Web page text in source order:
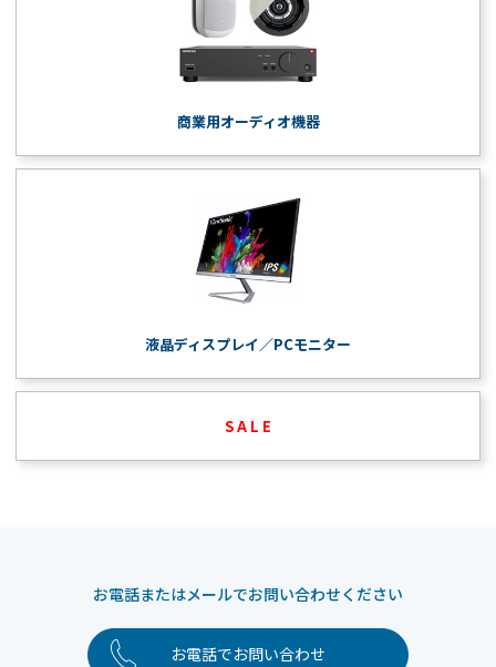
商業用オーディオ機器
液晶ディスプレイ／PCモニター
S A L E
お電話またはメールでお問い合わせください
お電話でお問い合わせ